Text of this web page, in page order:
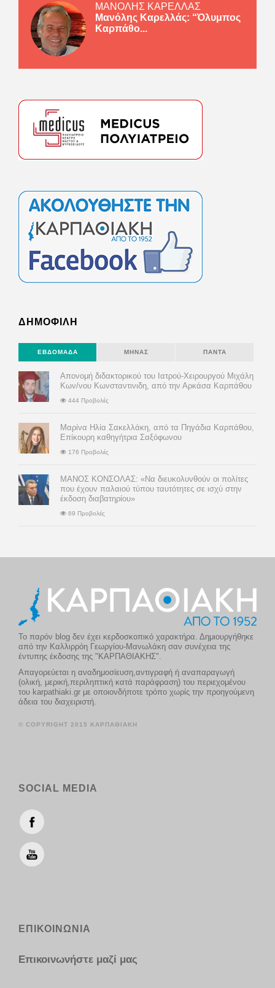
ΜΑΝΟΛΗΣ ΚΑΡΕΛΛΑΣ
Μανόλης Καρελλάς: “Όλυμπος
Καρπάθο...
ΔΗΜΟΦΙΛΗ
ΕΒΔΟΜΆΔΑ ΜΉΝΑΣ ΠΆΝΤΑ
Απονομή διδακτορικού του Ιατρού-Χειρουργού Μιχάλη
Κων/νου Κωνσταντινιδη, από την Αρκάσα Καρπάθου
444 Προβολές
Μαρίνα Ηλία Σακελλάκη, από τα Πηγάδια Καρπάθου,
Επίκουρη καθηγήτρια Σαξόφωνου
176 Προβολές
ΜΑΝΟΣ ΚΟΝΣΟΛΑΣ: «Να διευκολυνθούν οι πολίτες
που έχουν παλαιού τύπου ταυτότητες σε ισχύ στην
έκδοση διαβατηρίου»
69 Προβολές
Το παρόν blog δεν έχει κερδοσκοπικό χαρακτήρα. Δημιουργήθηκε
από την Καλλιρρόη Γεωργίου-Μανωλάκη σαν συνέχεια της
έντυπης έκδοσης της "ΚΑΡΠΑΘΙΑΚΗΣ".
Απαγορεύεται η αναδημοσίευση,αντιγραφή ή αναπαραγωγή
(ολική, μερική,περιληπτική κατά παράφραση) του περιεχομένου
του karpathiaki.gr με οποιονδήποτε τρόπο χωρίς την προηγούμενη
άδεια του διαχειριστή.
© COPYRIGHT 2015 ΚΑΡΠΑΘΙΑΚΗ
SOCIAL MEDIA
ΕΠΙΚΟΙΝΩΝΙΑ
Επικοινωνήστε μαζί μας